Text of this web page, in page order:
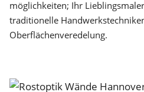
möglichkeiten; Ihr
traditionelle
Oberflächen­veredelung.